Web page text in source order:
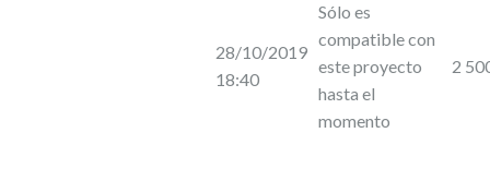
28/10/2019
18:40
Sólo es
compatible con
este proyecto
hasta el
momento
2